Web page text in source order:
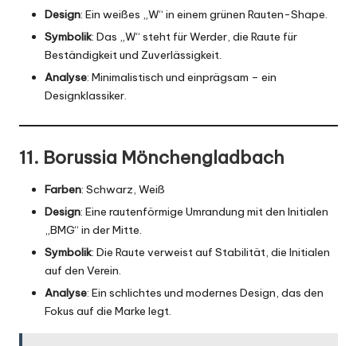
Design: Ein weißes „W“ in einem grünen Rauten-Shape.
Symbolik: Das „W“ steht für Werder, die Raute für
Beständigkeit und Zuverlässigkeit.
Analyse: Minimalistisch und einprägsam – ein
Designklassiker.
11. Borussia Mönchengladbach
Farben: Schwarz, Weiß
Design: Eine rautenförmige Umrandung mit den Initialen
„BMG“ in der Mitte.
Symbolik: Die Raute verweist auf Stabilität, die Initialen
auf den Verein.
Analyse: Ein schlichtes und modernes Design, das den
Fokus auf die Marke legt.